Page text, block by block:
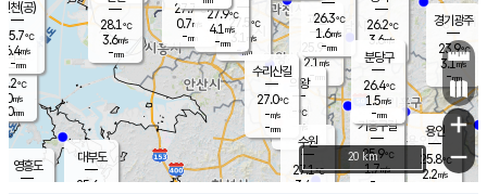
의도
℃
m/s
mm
영흥도
과천
25.9℃
2.1m/s
- mm
용인
25.8℃
2.2m/s
경기광주
23.9℃
3.1m/s
-mm
대부도
25.6
의왕
- ℃
m/s
mm
27.5 ℃
3.1 m/s
-mm
27.7℃
0.7m/s
-mm
27.9℃
4.1 m/s
-mm
26.2℃
3.6m/s
-mm
26.3℃
1.6m/s
-mm
기흥구갈
25.9℃
1.7m/s
-
수리산길
27.0℃
-m/s
-mm
분당구
26.4℃
1.5m/s
-mm
인천(공)
25.7℃
6.4m/s
-mm
수원
27.1℃
3.4 m/s
28.1℃
3.6m/s
-mm
+
−
20 km